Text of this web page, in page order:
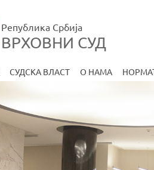
Република Србија
ВРХОВНИ СУД
СУДСКА ВЛАСТ О НАМА